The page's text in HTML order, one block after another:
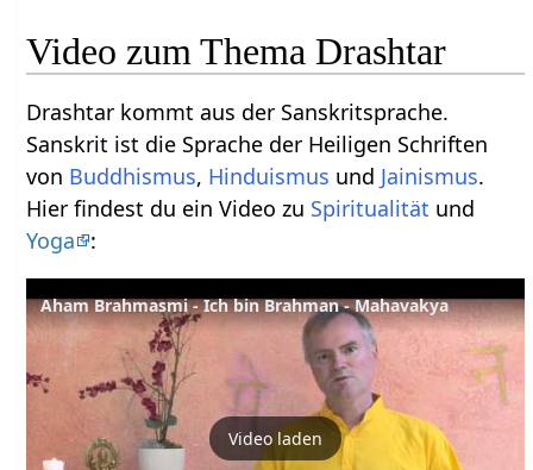
Video zum Thema Drashtar
Drashtar kommt aus der Sanskritsprache.
Sanskrit ist die Sprache der Heiligen Schriften
von Buddhismus, Hinduismus und Jainismus.
Hier findest du ein Video zu Spiritualität und
Yoga
:
Aham Brahmasmi - Ich bin Brahman - Mahavakya
Video laden